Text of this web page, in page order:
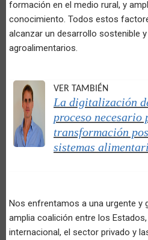
formación en el medio rural, y
conocimiento. Todos estos
alcanzar un desarrollo sostenible
agroalimentarios.
VER TAMBIÉN
La digitalización
proceso necesario
transformación
sistemas
Nos enfrentamos a una urgente y
amplia coalición entre los
internacional, el sector privado y